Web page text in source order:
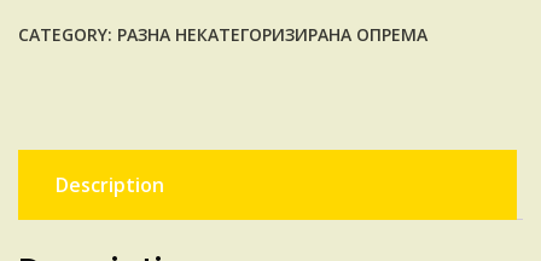
CATEGORY: РАЗНА НЕКАТЕГОРИЗИРАНА ОПРЕМА
Description